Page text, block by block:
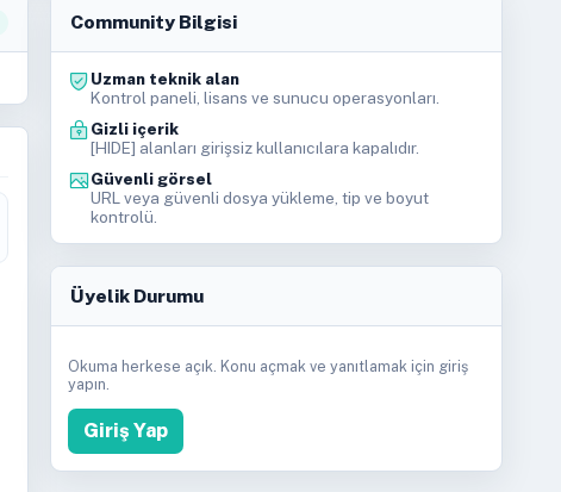
Community Bilgisi
Uzman teknik alan
Kontrol paneli, lisans ve sunucu operasyonları.
Gizli içerik
[HIDE] alanları girişsiz kullanıcılara kapalıdır.
Güvenli görsel
URL veya güvenli dosya yükleme, tip ve boyut
kontrolü.
Üyelik Durumu
Okuma herkese açık. Konu açmak ve yanıtlamak için giriş
yapın.
Giriş Yap